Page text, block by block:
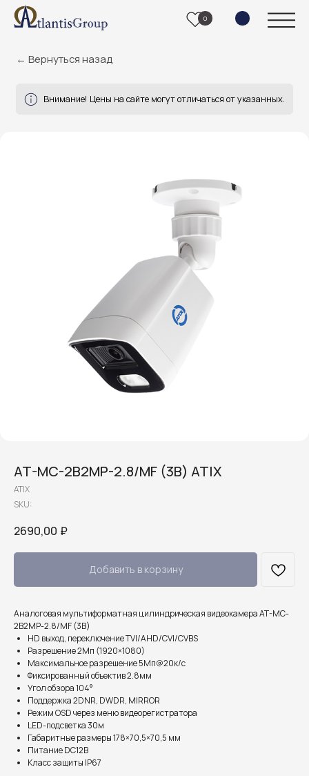
0
AT-MC-2B2MP-2.8/MF (3B) ATIX
ATIX
SKU:
2690,00 ₽
Добавить в корзину
Аналоговая мультиформатная цилиндрическая видеокамера AT-MC-
2B2MP-2.8/MF (3B)
HD выход, переключение TVI/AHD/CVI/CVBS
Разрешение 2Мп (1920×1080)
Максимальное разрешение 5Mп@20к/с
Фиксированный объектив 2.8мм
Угол обзора 104°
Поддержка 2DNR, DWDR, MIRROR
Режим OSD через меню видеорегистратора
LED-подсветка 30м
Габаритные размеры 178×70,5×70,5 мм
Питание DC12В
Класс защиты IP67